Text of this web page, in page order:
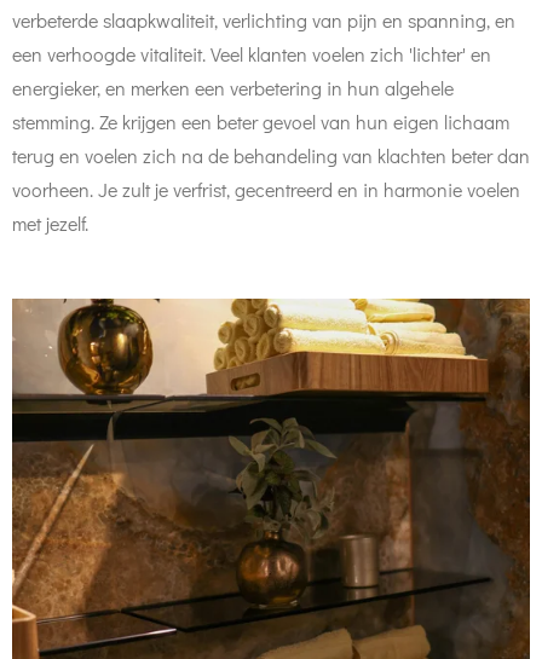
verbeterde slaapkwaliteit, verlichting van pijn en spanning, en
een verhoogde vitaliteit. Veel klanten voelen zich 'lichter' en
energieker, en merken een verbetering in hun algehele
stemming. Ze krijgen een beter gevoel van hun eigen lichaam
terug en voelen zich na de behandeling van klachten beter dan
voorheen. Je zult je verfrist, gecentreerd en in harmonie voelen
met jezelf.